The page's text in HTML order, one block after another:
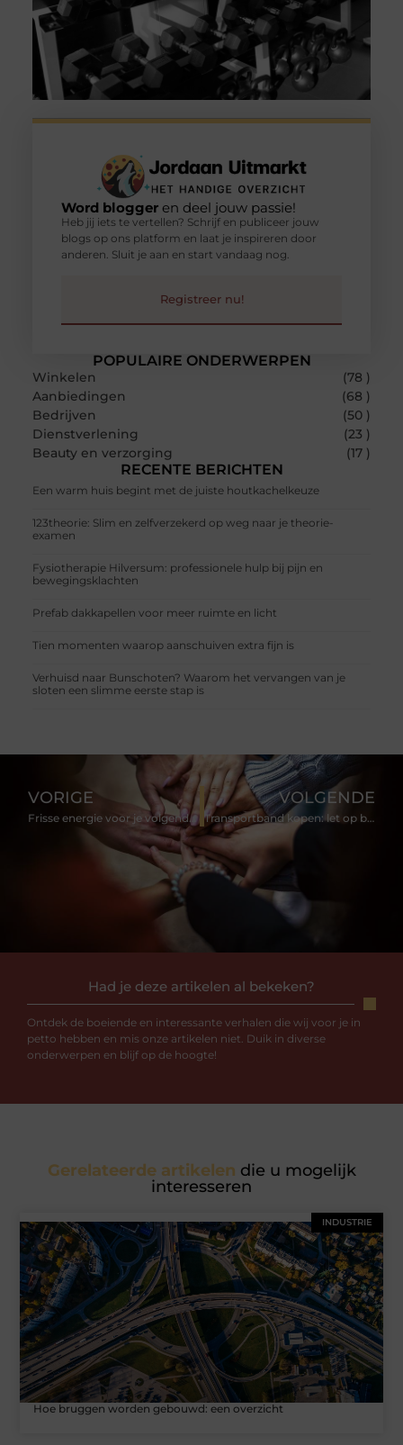
POPULAIRE ONDERWERPEN
Winkelen
(78 )
Aanbiedingen
(68 )
Bedrijven
(50 )
Dienstverlening
(23 )
Beauty en verzorging
(17 )
RECENTE BERICHTEN
Een warm huis begint met de juiste houtkachelkeuze
123theorie: Slim en zelfverzekerd op weg naar je theorie-
examen
Fysiotherapie Hilversum: professionele hulp bij pijn en
bewegingsklachten
Prefab dakkapellen voor meer ruimte en licht
Tien momenten waarop aanschuiven extra fijn is
Verhuisd naar Bunschoten? Waarom het vervangen van je
sloten een slimme eerste stap is
Word bloggeren deel jouw passie!
Heb jij iets te vertellen? Schrijf en publiceer jouw
blogs op ons platform en laat je inspireren door
anderen. Sluit je aan en start vandaag nog.
Registreer nu!
Had je deze artikelen al bekeken?
Ontdek de boeiende en interessante verhalen die wij voor je in
petto hebben en mis onze artikelen niet. Duik in diverse
onderwerpen en blijf op de hoogte!
VORIGE
Frisse energie voor je volgende teammoment
VOLGENDE
Transportband kopen: let op bocht, helling en productgewicht
Gerelateerde artikelen die u mogelijk
interesseren
INDUSTRIE
Hoe bruggen worden gebouwd: een overzicht